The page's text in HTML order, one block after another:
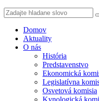
Domov
Aktuality
O nás
História
Predstavenstvo
Ekonomická
Legislatívna
Osvetová komisia
Kynologická